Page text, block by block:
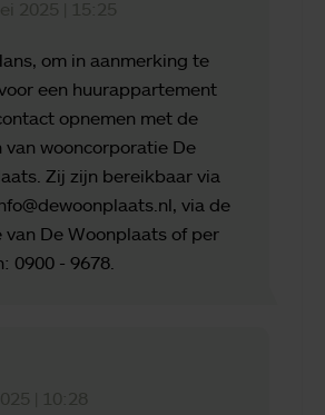
2025 | 15:25
om in aanmerking te
een huurappartement
opnemen met de
van wooncorporatie De
Zij zijn bereikbaar via
via de
van De Woonplaats of per
0900 - 9678.
| 10:28